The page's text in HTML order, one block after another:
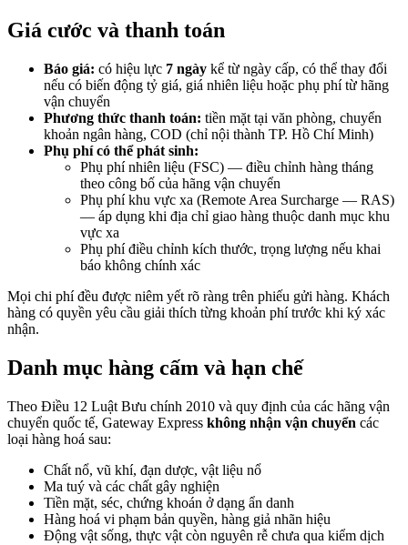
Giá cước và thanh toán
Báo giá: có hiệu lực 7 ngày kể từ ngày cấp, có thể thay đổi
nếu có biến động tỷ giá, giá nhiên liệu hoặc phụ phí từ hãng
vận chuyển
Phương thức thanh toán: tiền mặt tại văn phòng, chuyển
khoản ngân hàng, COD (chỉ nội thành TP. Hồ Chí Minh)
Phụ phí có thể phát sinh:
Phụ phí nhiên liệu (FSC) — điều chỉnh hàng tháng
theo công bố của hãng vận chuyển
Phụ phí khu vực xa (Remote Area Surcharge — RAS)
— áp dụng khi địa chỉ giao hàng thuộc danh mục khu
vực xa
Phụ phí điều chỉnh kích thước, trọng lượng nếu khai
báo không chính xác
Mọi chi phí đều được niêm yết rõ ràng trên phiếu gửi hàng. Khách
hàng có quyền yêu cầu giải thích từng khoản phí trước khi ký xác
nhận.
Danh mục hàng cấm và hạn chế
Theo Điều 12 Luật Bưu chính 2010 và quy định của các hãng vận
chuyển quốc tế, Gateway Express không nhận vận chuyển các
loại hàng hoá sau:
Chất nổ, vũ khí, đạn dược, vật liệu nổ
Ma tuý và các chất gây nghiện
Tiền mặt, séc, chứng khoán ở dạng ẩn danh
Hàng hoá vi phạm bản quyền, hàng giả nhãn hiệu
Động vật sống, thực vật còn nguyên rễ chưa qua kiểm dịch